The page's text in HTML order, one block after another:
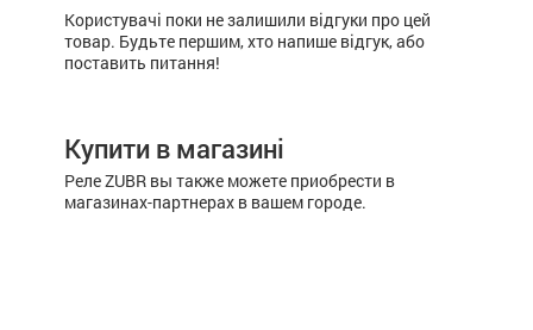
Користувачі поки не залишили відгуки про цей
товар. Будьте першим, хто напише відгук, або
поставить питання!
Купити в магазині
Реле ZUBR вы также можете приобрести в
магазинах-партнерах в вашем городе.